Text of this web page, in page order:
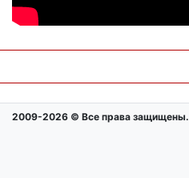
2009-2026 © Все права защищены.